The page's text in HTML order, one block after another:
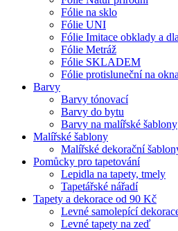
Fólie na sklo
Fólie UNI
Fólie Imitace obklady a
Fólie Metráž
Fólie SKLADEM
Fólie protisluneční na
Barvy
Barvy tónovací
Barvy do bytu
Barvy na malířské šablony
Malířské šablony
Malířské dekorační
Pomůcky pro tapetování
Lepidla na tapety, tmely
Tapetářské nářadí
Tapety a dekorace od 90 Kč
Levné samolepící
Levné tapety na zeď